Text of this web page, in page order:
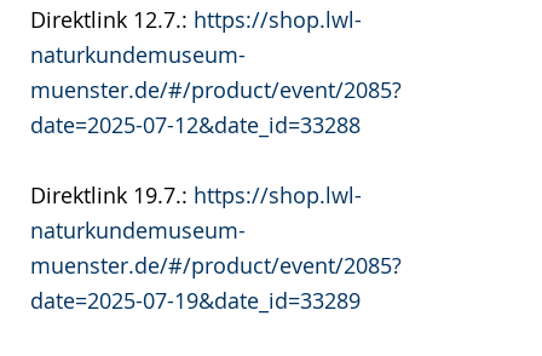
Direktlink 12.7.: https://shop.lwl-
naturkundemuseum-
muenster.de/#/product/event/2085?
date=2025-07-12&date_id=33288
Direktlink 19.7.: https://shop.lwl-
naturkundemuseum-
muenster.de/#/product/event/2085?
date=2025-07-19&date_id=33289